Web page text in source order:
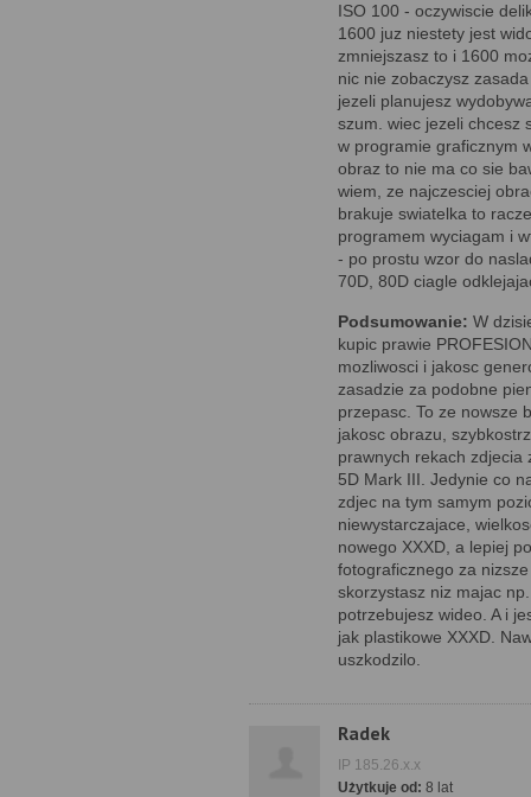
ISO 100 - oczywiscie
1600 juz niestety jest
zmniejszasz to i 1600
nic nie zobaczysz
jezeli planujesz
szum. wiec jezeli chcesz
w programie graficznym
obraz to nie ma co sie
wiem, ze najczesciej
brakuje swiatelka to
programem wyciagam i
- po prostu wzor do
70D, 80D ciagle
Podsumowanie: W
kupic prawie
mozliwosci i jakosc
zasadzie za podobne
przepasc. To ze nowsze
jakosc obrazu,
prawnych rekach zdjecia
5D Mark III. Jedynie co
zdjec na tym samym
niewystarczajace,
nowego XXXD, a lepiej
fotograficznego za
skorzystasz niz majac
potrzebujesz wideo. A i
jak plastikowe XXXD.
uszkodzilo.
Radek
IP 185.26.x.x
Użytkuje od: 8 lat